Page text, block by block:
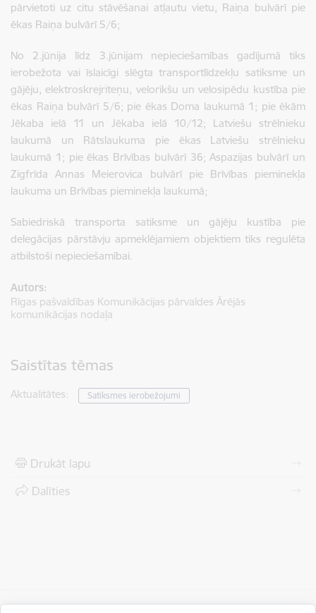
pārvietoti uz citu stāvēšanai atļautu vietu, Raiņa bulvārī pie
ēkas Raiņa bulvārī 5/6;
No 2.jūnija līdz 3.jūnijam nepieciešamības gadījumā tiks
ierobežota vai īslaicīgi slēgta transportlīdzekļu satiksme un
gājēju, elektroskrejriteņu, velorikšu un velosipēdu kustība pie
ēkas Raiņa bulvārī 5/6; pie ēkas Doma laukumā 1; pie ēkām
Jēkaba ielā 11 un Jēkaba ielā 10/12; Latviešu strēlnieku
laukumā un Rātslaukuma pie ēkas Latviešu strēlnieku
laukumā 1; pie ēkas Brīvības bulvārī 36; Aspazijas bulvārī un
Zigfrīda Annas Meierovica bulvārī pie Brīvības pieminekļa
laukuma un Brīvības pieminekļa laukumā;
Sabiedriskā transporta satiksme un gājēju kustība pie
delegācijas pārstāvju apmeklējamiem objektiem tiks regulēta
atbilstoši nepieciešamībai.
Autors:
Rīgas pašvaldības Komunikācijas pārvaldes Ārējās
komunikācijas nodaļa
Saistītas tēmas
Aktualitātes: Satiksmes ierobežojumi
Drukāt lapu
Dalīties